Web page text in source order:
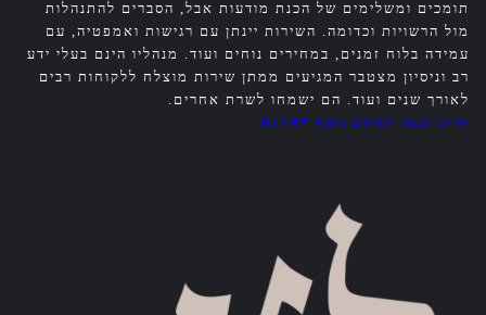
תומכים ומשלימים של הכנת מודעות אבל, הסברים להתנהלות
מול הרשויות וכדומה. השירות יינתן עם רגישות ואמפטיה, עם
עמידה בלוח זמנים, במחירים נוחים ועוד. מנהליו הינם בעלי ידע
רב וניסיון מצטבר המגיעים ממתן שירות מוצלח ללקוחות רבים
לאורך שנים ועוד. הם ישמחו לשרת אחרים.
חייגו כעת למידע נוסף *8179